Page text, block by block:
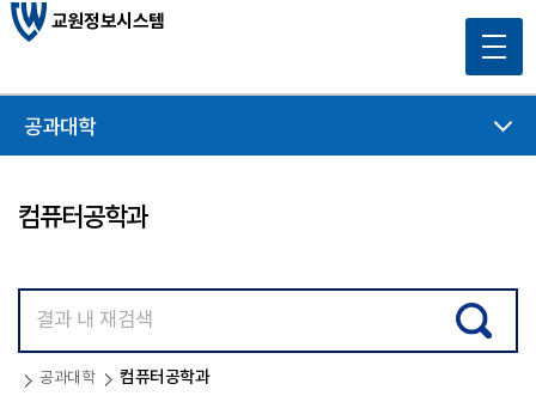
교원정보시스템
공과대학
컴퓨터공학과
공과대학 컴퓨터공학과